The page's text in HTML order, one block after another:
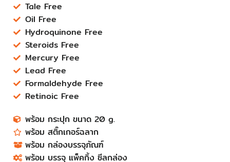
Tale Free
Oil Free
Hydroquinone Free
Steroids Free
Mercury Free
Lead Free
Formaldehyde Free
Retinoic Free
พร้อม กระปุก ขนาด 20 g.
พร้อม สติ๊กเกอร์ฉลาก
พร้อม กล่องบรรจุภัณฑ์
พร้อม บรรจุ แพ็คกิ้ง ซีลกล่อง